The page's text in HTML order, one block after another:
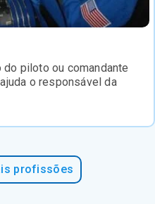
piloto ou comandante
o responsável da
profissões